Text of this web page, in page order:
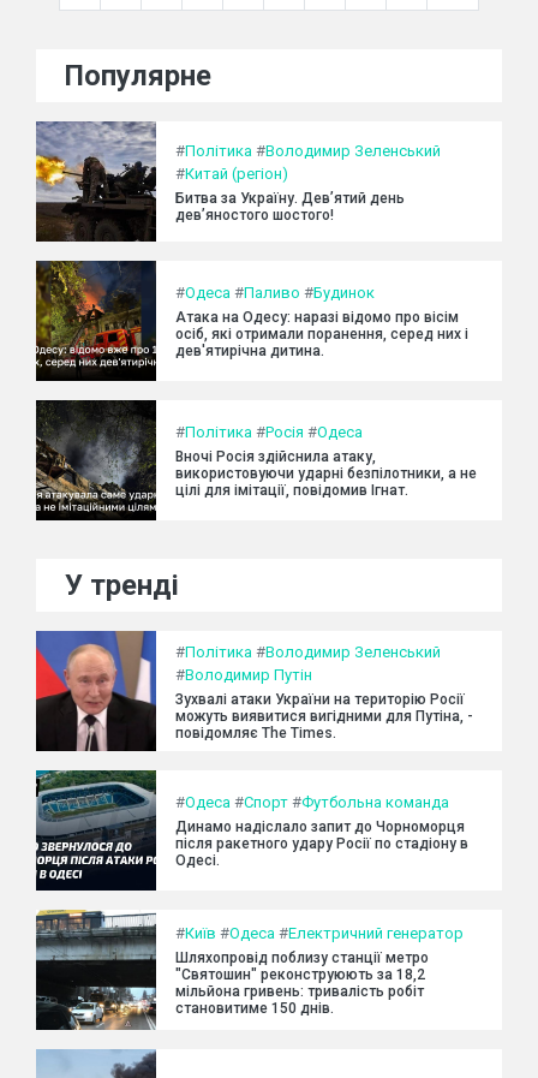
Популярне
#Політика #Володимир Зеленський
#Китай (регіон)
Битва за Україну. Дев’ятий день
дев’яностого шостого!
#Одеса #Паливо #Будинок
Атака на Одесу: наразі відомо про вісім
осіб, які отримали поранення, серед них і
дев'ятирічна дитина.
#Політика #Росія #Одеса
Вночі Росія здійснила атаку,
використовуючи ударні безпілотники, а не
цілі для імітації, повідомив Ігнат.
У тренді
#Політика #Володимир Зеленський
#Володимир Путін
Зухвалі атаки України на територію Росії
можуть виявитися вигідними для Путіна, -
повідомляє The Times.
#Одеса #Спорт #Футбольна команда
Динамо надіслало запит до Чорноморця
після ракетного удару Росії по стадіону в
Одесі.
#Київ #Одеса #Електричний генератор
Шляхопровід поблизу станції метро
"Святошин" реконструюють за 18,2
мільйона гривень: тривалість робіт
становитиме 150 днів.